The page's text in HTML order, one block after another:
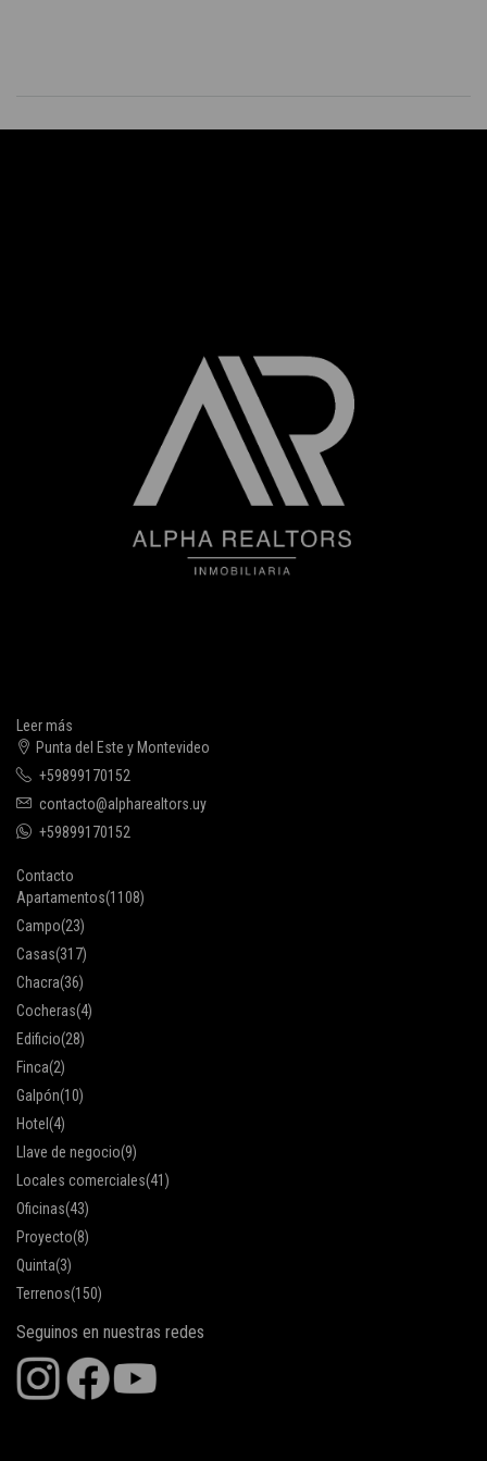
Leer más
Punta del Este y Montevideo
+59899170152
contacto@alpharealtors.uy
+59899170152
Contacto
Apartamentos(1108)
Campo(23)
Casas(317)
Chacra(36)
Cocheras(4)
Edificio(28)
Finca(2)
Galpón(10)
Hotel (4)
Llave de negocio(9)
Locales comerciales(41)
Oficinas(43)
Proyecto(8)
Quinta(3)
Terrenos(150)
Seguinos en nuestras redes